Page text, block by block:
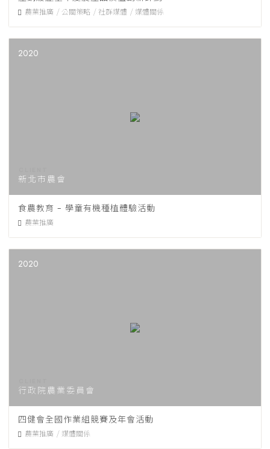
農業推廣 公關策略 社群媒體 媒體關係
2020
新北市農會
食農教育 - 學童有機種植體驗活動
農業推廣
2020
行政院農業委員會
四健會全國作業組競賽及年會活動
農業推廣 媒體關係